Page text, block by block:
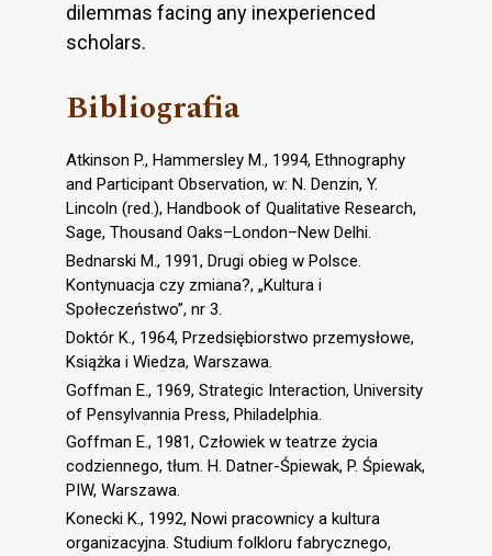
dilemmas facing any inexperienced
scholars.
Bibliografia
Atkinson P., Hammersley M., 1994, Ethnography
and Participant Observation, w: N. Denzin, Y.
Lincoln (red.), Handbook of Qualitative Research,
Sage, Thousand Oaks–London–New Delhi.
Bednarski M., 1991, Drugi obieg w Polsce.
Kontynuacja czy zmiana?, „Kultura i
Społeczeństwo”, nr 3.
Doktór K., 1964, Przedsiębiorstwo przemysłowe,
Książka i Wiedza, Warszawa.
Goffman E., 1969, Strategic Interaction, University
of Pensylvannia Press, Philadelphia.
Goffman E., 1981, Człowiek w teatrze życia
codziennego, tłum. H. Datner-Śpiewak, P. Śpiewak,
PIW, Warszawa.
Konecki K., 1992, Nowi pracownicy a kultura
organizacyjna. Studium folkloru fabrycznego,